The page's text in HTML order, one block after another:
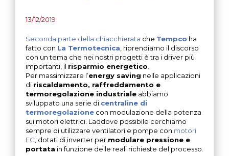
13/12/2019
Seconda parte della chiacchierata che Tempco ha
fatto con La Termotecnica , riprendiamo il discorso
con un tema che nei nostri progetti è tra i driver più
importanti, il risparmio energetico
Per massimizzare l’energy saving nelle applicazioni
di riscaldamento, raffreddamento e
termoregolazione industriale abbiamo
sviluppato una serie di centraline di
termoregolazione con modulazione della potenza
sui motori elettrici. Laddove possibile cerchiamo
sempre di utilizzare ventilatori e pompe con motori
EC , dotati di inverter per modulare pressione e
portata in funzione delle reali richieste del processo.